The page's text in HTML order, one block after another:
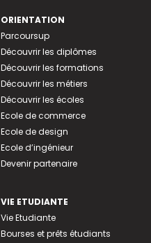
ORIENTATION
Parcoursup
Découvrir les diplômes
Découvrir les formations
Découvrir les métiers
Découvrir les écoles
Ecole de commerce
Ecole de design
Ecole d’ingénieur
Devenir partenaire
VIE ETUDIANTE
Vie Etudiante
Bourses et prêts étudiants